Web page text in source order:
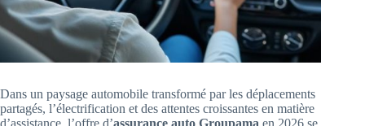
Dans un paysage automobile transformé par les déplacements
partagés, l’électrification et des attentes croissantes en matière